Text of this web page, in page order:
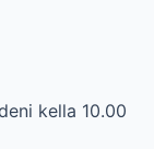
kella 10.00